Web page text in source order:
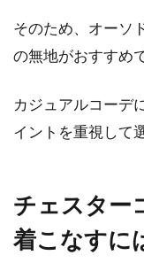
そのため、オーソ
の無地がおすすめ
カジュアルコーデ
イントを重視して
チェスター
着こなすに